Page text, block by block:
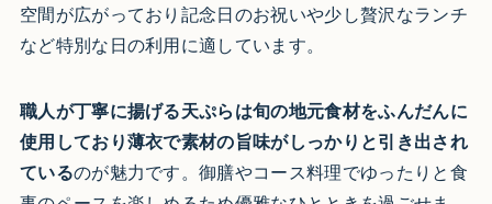
空間が広がっており記念日のお祝いや少し贅沢なランチ
など特別な日の利用に適しています。
職人が丁寧に揚げる天ぷらは旬の地元食材をふんだんに
使用しており薄衣で素材の旨味がしっかりと引き出され
ているのが魅力です。御膳やコース料理でゆったりと食